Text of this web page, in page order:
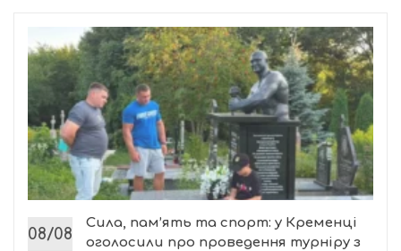
08/08
Сила, пам’ять та спорт: у Кременці
оголосили про проведення турніру з